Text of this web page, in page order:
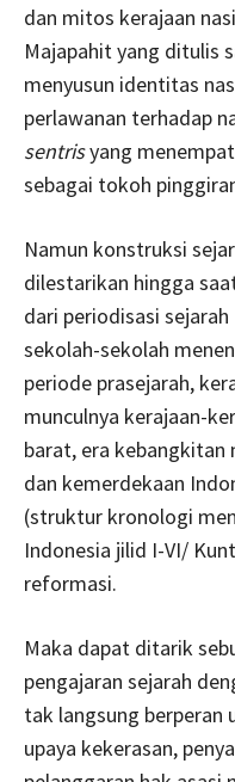
dan mitos kerajaan
Majapahit yang ditulis
menyusun identitas
perlawanan terhadap
sentrisyang
sebagai tokoh
Namun konstruksi
dilestarikan hingga
dari periodisasi
sekolah-sekolah
periode prasejarah,
munculnya kerajaan-
barat, era kebangkitan
dan kemerdekaan
(struktur kronologi
Indonesia jilid I-VI/
reformasi.
Maka dapat ditarik
pengajaran sejarah
tak langsung berperan
upaya kekerasan,